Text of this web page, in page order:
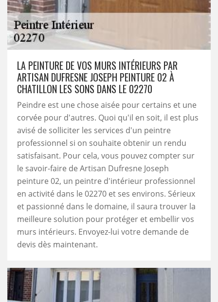
LA PEINTURE DE VOS MURS INTÉRIEURS PAR
ARTISAN DUFRESNE JOSEPH PEINTURE 02 À
CHATILLON LES SONS DANS LE 02270
Peindre est une chose aisée pour certains et une
corvée pour d'autres. Quoi qu'il en soit, il est plus
avisé de solliciter les services d'un peintre
professionnel si on souhaite obtenir un rendu
satisfaisant. Pour cela, vous pouvez compter sur
le savoir-faire de Artisan Dufresne Joseph
peinture 02, un peintre d'intérieur professionnel
en activité dans le 02270 et ses environs. Sérieux
et passionné dans le domaine, il saura trouver la
meilleure solution pour protéger et embellir vos
murs intérieurs. Envoyez-lui votre demande de
devis dès maintenant.